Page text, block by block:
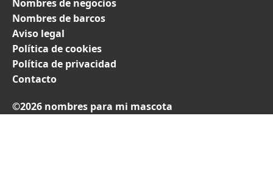
Nombres de negocios
Nombres de barcos
Aviso legal
Política de cookies
Política de privacidad
Contacto
©2026 nombres para mi mascota